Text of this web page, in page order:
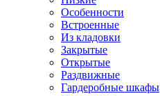
Особенности
Встроенные
Из кладовки
Закрытые
Открытые
Раздвижные
Гардеробные шкафы